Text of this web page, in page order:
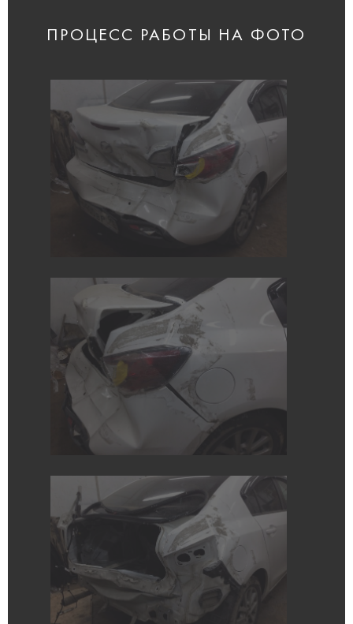
ПРОЦЕСС РАБОТЫ НА ФОТО